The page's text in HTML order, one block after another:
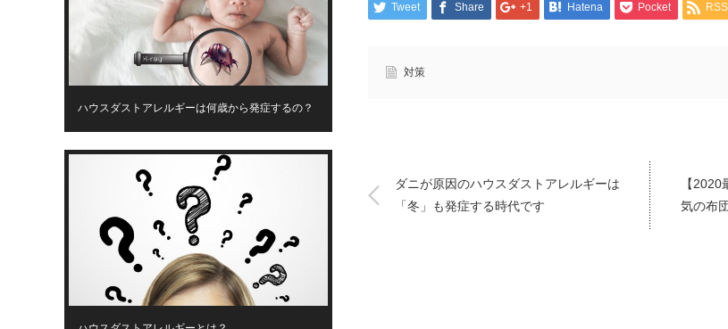
Tweet Share +1 Hatena Pocket RSS
対策
ダニが原因のハウスダストアレルギーは
「冬」も発症する時代です
【
気の布
ハウスダストアレルギーは何歳から発症するの？